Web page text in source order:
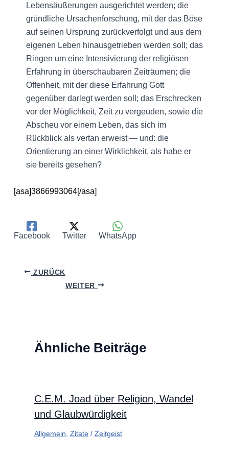
Lebensäußerungen ausgerichtet werden; die
gründliche Ursachenforschung, mit der das Böse
auf seinen Ursprung zurückverfolgt und aus dem
eigenen Leben hinausgetrieben werden soll; das
Ringen um eine Intensivierung der religiösen
Erfahrung in überschaubaren Zeiträumen; die
Offenheit, mit der diese Erfahrung Gott
gegenüber darlegt werden soll; das Erschrecken
vor der Möglichkeit, Zeit zu vergeuden, sowie die
Abscheu vor einem Leben, das sich im
Rückblick als vertan erweist — und: die
Orientierung an einer Wirklichkeit, als habe er
sie bereits gesehen?
[asa]3866993064[/asa]
Facebook Twitter WhatsApp
ZURÜCK
WEITER
Ähnliche Beiträge
C.E.M. Joad über Religion, Wandel
und Glaubwürdigkeit
Allgemein Zitate/ Zeitgeist